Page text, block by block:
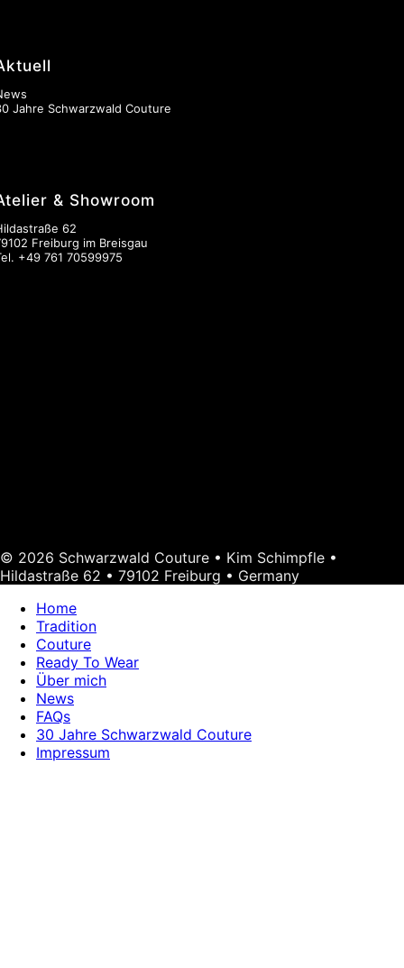
Jahre Schwarzwald Couture
& Showroom
62
Freiburg im Breisgau
+49 761 70599975
© 2026 Schwarzwald Couture • Kim Schimpfle •
Hildastraße 62 • 79102 Freiburg • Germany
Home
Tradition
Couture
Ready To Wear
Über mich
News
FAQs
30 Jahre Schwarzwald Couture
Impressum